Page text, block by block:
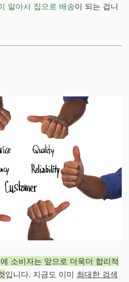
알아서 집으로 배송이 되는 겁니
소비자는 앞으로 더욱더 합리적
입니다. 지금도 이미 최대한 검색